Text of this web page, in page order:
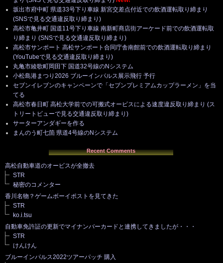
坂出市府中町 県道33号下り車線 新宮交差点付近での飲酒運転取り締まり
(SNSで見る交通違反取り締まり)
高松市亀井町 国道11号下り車線 南新町商店街アーケード前での飲酒運転取
り締まり (SNSで見る交通違反取り締まり)
高松市サンポート 高松サンポート合同庁舎南館前での飲酒運転取り締まり
(YouTubeで見る交通違反取り締まり)
丸亀市綾歌町岡田下 国道32号線のNシステム
小松島港まつり2026 ブルーインパルス展示飛行 予行
セブンイレブンのキャンペーンで「セブンプレミアムカップラーメン」を当
てる
高松市春日町 高松大学前での可搬式オービスによる速度違反取り締まり (ス
トリートビューで見る交通違反取り締まり)
サーターアンダギーを作る
まんのう町七箇 県道4号線のNシステム
Recent Comments
高松自動車道のオービスが全撤去
STR
秘密のコメンター
香川名物？ゲームボーイポストを見てきた
STR
ko.i.tsu
自動車免許証の更新でマイナンバーカードと連携してきましたが・・・
STR
けんけん
ブルーインパルス2022ツアーパッチ 購入